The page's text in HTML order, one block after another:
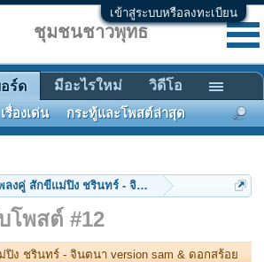
เข้าสู่ระบบหรือลงทะเบียน
ลงคู่ สักขีแม่ปิง ชรินทร์ - จินตนา version sam & ด
โพสต์ #12
ปิง ชรินทร์ - จินตนา version sam & ดอกสร้อย
ชุมชนชาวพุทธ
อร์ด
เรื่องเด่น กระทู้และโพสต์ล่าสุด
มีอะไรใหม่ วิดีโอ